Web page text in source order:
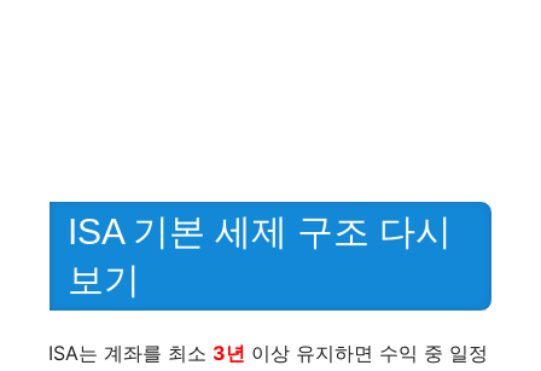
ISA 기본 세제 구조 다시
보기
ISA는 계좌를 최소 3년 이상 유지하면 수익 중 일정